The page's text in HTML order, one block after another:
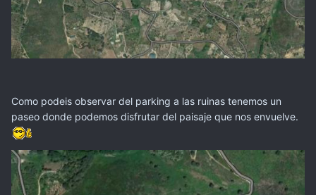
Como podeis observar del parking a las ruinas tenemos un
paseo donde podemos disfrutar del paisaje que nos envuelve.